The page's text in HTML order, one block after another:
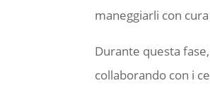
maneggiarli con
Durante questa
collaborando con i